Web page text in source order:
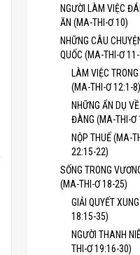
NGƯỜI LÀM VIỆC
ĂN (MA-THI-Ơ 10)
NHỮNG CÂU
QUỐC (MA-THI-Ơ
LÀM VIỆC
(MA-THI-Ơ 12:1-8)
NHỮNG ẨN DỤ
ĐÀNG (MA-THI-Ơ
NỘP THUẾ (MA-
22:15-22)
SỐNG TRONG
(MA-THI-Ơ 18-25)
GIẢI QUYẾT
18:15-35)
NGƯỜI THANH
THI-Ơ 19:16-30)